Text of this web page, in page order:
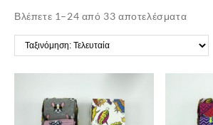
Βλέπετε 1–24 από 33 αποτελέσματαSorted
by
latest